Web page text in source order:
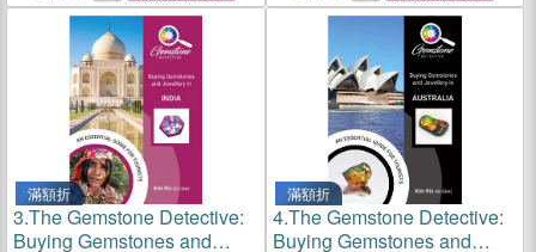
滿額折
3.The Gemstone Detective:
Buying Gemstones and
滿額折
4.The Gemstone Detective:
Buying Gemstones and